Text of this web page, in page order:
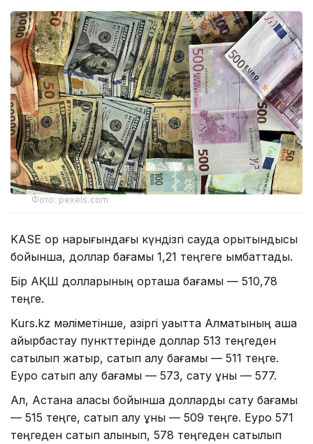
Фото: pexels.com
KASE қор нарығындағы күндізгі сауда қорытындысы
бойынша, доллар бағамы 1,21 теңгеге қымбаттады.
Бір АҚШ долларының орташа бағамы — 510,78
теңге.
Kurs.kz мәліметінше, қазіргі уақытта Алматының ақша
айырбастау пункттерінде доллар 513 теңгеден
сатылып жатыр, сатып алу бағамы — 511 теңге.
Еуро сатып алу бағамы — 573, сату құны — 577.
Ал, Астана қаласы бойынша долларды сату бағамы
— 515 теңге, сатып алу құны — 509 теңге. Еуро 571
теңгеден сатып алынып, 578 теңгеден сатылып